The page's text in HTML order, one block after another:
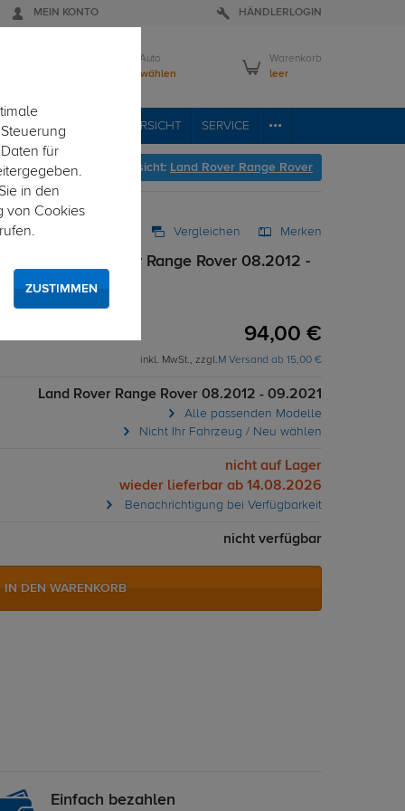
MEIN KONTO HÄNDLERLOGIN
Mein Auto
Bitte wählen
Warenkorb
leer
FAHRZEUGÜBERSICHT SERVICE
zur Fahrzeugübersicht: Land Rover Range Rover
Vergleichen Merken
Black Land Rover Range Rover 08.2012 -
94,00 €
inkl. MwSt., zzgl.M Versand ab 15,00 €
Land Rover Range Rover 08.2012 - 09.2021
Alle passenden Modelle
Nicht Ihr Fahrzeug / Neu wählen
nicht auf Lager
wieder lieferbar ab 14.08.2026
Benachrichtigung bei Verfügbarkeit
nicht verfügbar
IN DEN WARENKORB
Einfach bezahlen
für
in den
von Cookies
ZUSTIMMEN